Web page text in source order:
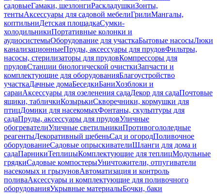
садовыеГамаки, шезлонгиРаскладушкиЗонты,
тентыАксессуары для садовой мебелиГрилиМангалы,
коптильниДетская площадкаСумки-
холодильникиПортативные колонки и
аудиосистемыОборудование для участкаБытовые насосыЛюки
канализационныеПруды, аксессуары для прудовФильтры,
насосы, стерилизаторы для прудовКомпрессоры для
прудовСтанции биологической очисткиЗапчасти и
комплектующие для оборудованияБлагоустройство
участкаДачные домаБеседкиБаниХозблоки и
сараиАксессуары для озеленения садаДекор для садаПочтовые
ящики, табличкиКозырькиСкворечники, кормушки для
птицДомики для насекомыхФонтаны, скульптуры для
садаПруды, аксессуары для прудовУличные
обогревателиУличные светильникиПротивогололедные
реагентыДекоративный щебеньСад и огородПоливочное
оборудованиеСадовые опрыскивателиШланги для дома и
садаПарникиТеплицыКомплектующие для теплицМодульные
грядкиСадовые компостерыУничтожители, отпугиватели
насекомых и грызуновАвтоматизация и контроль
поливаАксессуары и комплектующие для поливочного
оборудованияУкрывные материалыБочки, баки